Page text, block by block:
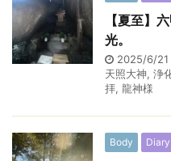
【夏至】
光。
2025/6/21
天照大神, 浄
拝, 龍神様
Body Diary